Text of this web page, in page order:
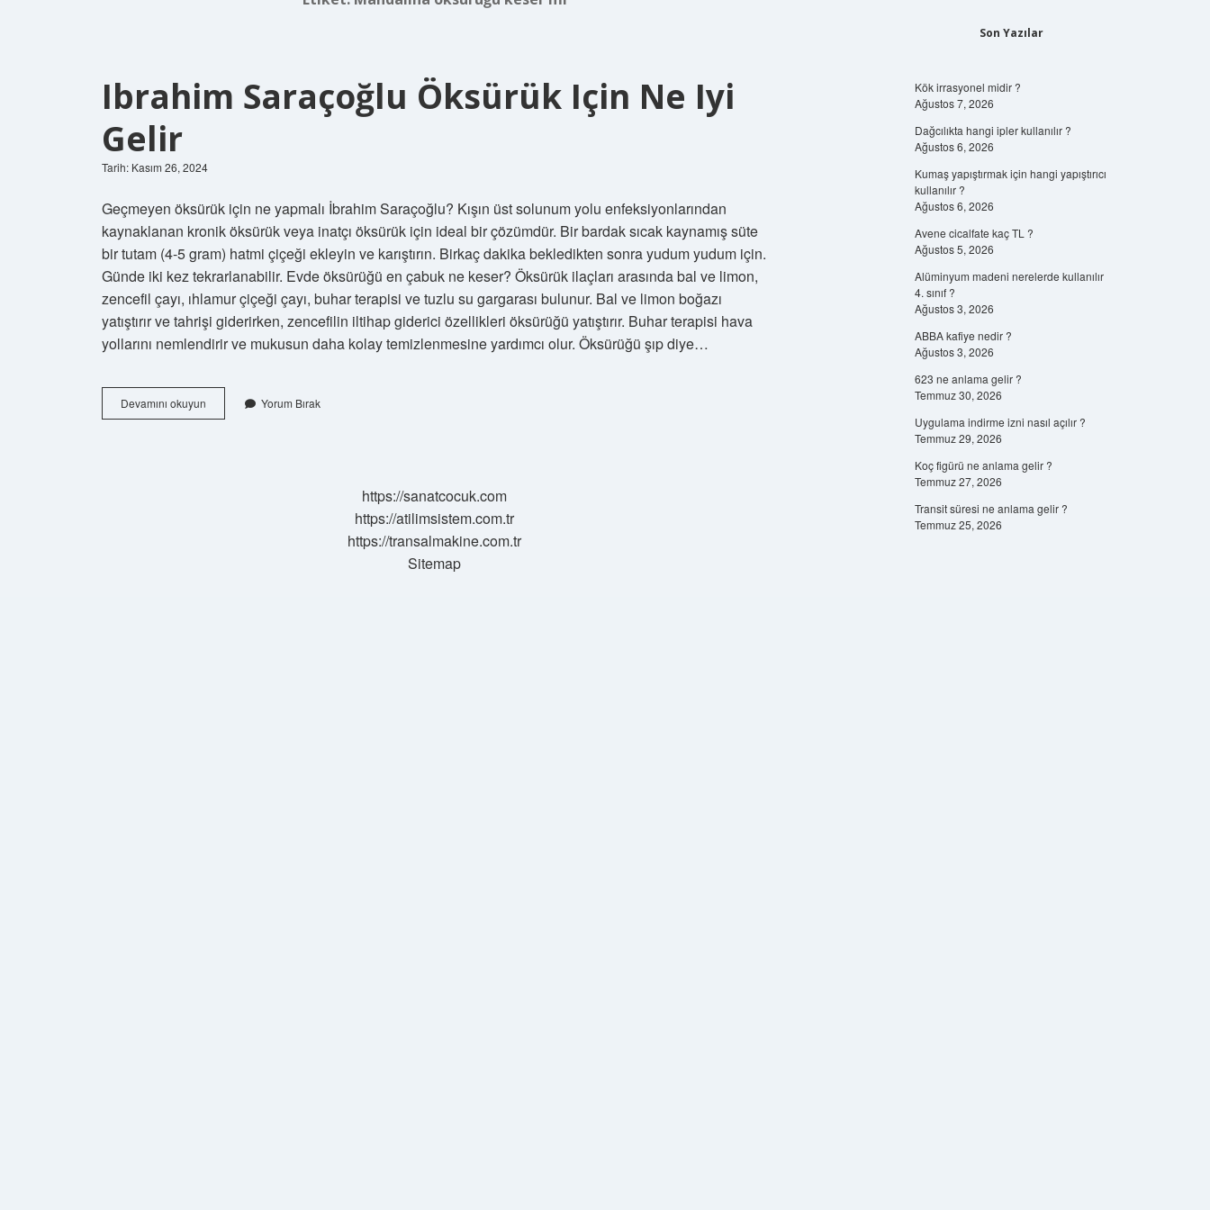
Ibrahim Saraçoğlu Öksürük Için Ne Iyi
Gelir
Tarih: Kasım 26, 2024
Geçmeyen öksürük için ne yapmalı İbrahim Saraçoğlu? Kışın üst solunum yolu enfeksiyonlarından
kaynaklanan kronik öksürük veya inatçı öksürük için ideal bir çözümdür. Bir bardak sıcak kaynamış süte
bir tutam (4-5 gram) hatmi çiçeği ekleyin ve karıştırın. Birkaç dakika bekledikten sonra yudum yudum için.
Günde iki kez tekrarlanabilir. Evde öksürüğü en çabuk ne keser? Öksürük ilaçları arasında bal ve limon,
zencefil çayı, ıhlamur çiçeği çayı, buhar terapisi ve tuzlu su gargarası bulunur. Bal ve limon boğazı
yatıştırır ve tahrişi giderirken, zencefilin iltihap giderici özellikleri öksürüğü yatıştırır. Buhar terapisi hava
yollarını nemlendirir ve mukusun daha kolay temizlenmesine yardımcı olur. Öksürüğü şıp diye…
Devamını okuyun
Saraçoğlu
Yorum Bırak
https://sanatcocuk.com
https://atilimsistem.com.tr
https://transalmakine.com.tr
Sitemap
Son Yazılar
Kök irrasyonel midir ?
Ağustos 7, 2026
Dağcılıkta hangi ipler kullanılır ?
Ağustos 6, 2026
Kumaş yapıştırmak için hangi yapıştırıcı
kullanılır ?
Ağustos 6, 2026
Avene cicalfate kaç TL ?
Ağustos 5, 2026
Alüminyum madeni nerelerde kullanılır
4. sınıf ?
Ağustos 3, 2026
ABBA kafiye nedir ?
Ağustos 3, 2026
623 ne anlama gelir ?
Temmuz 30, 2026
Uygulama indirme izni nasıl açılır ?
Temmuz 29, 2026
Koç figürü ne anlama gelir ?
Temmuz 27, 2026
Transit süresi ne anlama gelir ?
Temmuz 25, 2026